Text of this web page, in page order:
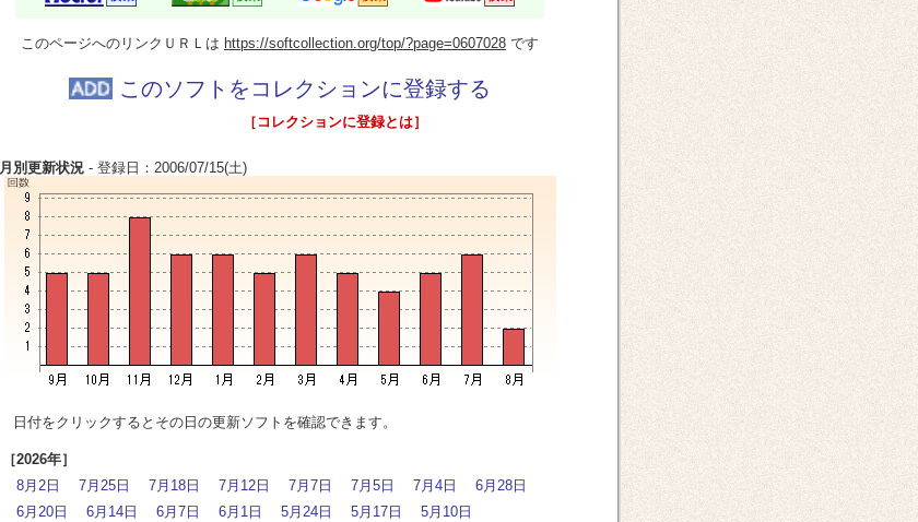
このページへのリンクＵＲＬは https://softcollection.org/top/?page=0607028 です
このソフトをコレクションに登録する
［コレクションに登録とは］
月別更新状況 - 登録日：2006/07/15(土)
日付をクリックするとその日の更新ソフトを確認できます。
［2026年］
8月2日
7月25日 7月18日 7月12日 7月7日 7月5日 7月4日
6月28日
6月20日
6月14日 6月7日 6月1日 5月24日 5月17日
5月10日